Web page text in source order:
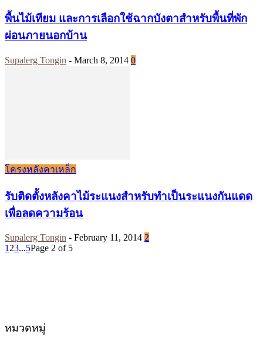
พื้นไม้เทียม และการเลือกใช้ฉากบังตาสำหรับพื้นที่พัก
ผ่อนภายนอกบ้าน
Supalerg Tongin - March 8, 2014 0
โครงหลังคาเหล็ก
รับติดตั้งหลังคาไม้ระแนงสำหรับทำเป็นระแนงกันแดด
เพื่อลดความร้อน
Supalerg Tongin - February 11, 2014 2
123...5Page 2 of 5
หมวดหมู่